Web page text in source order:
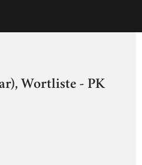
Wortliste - PK